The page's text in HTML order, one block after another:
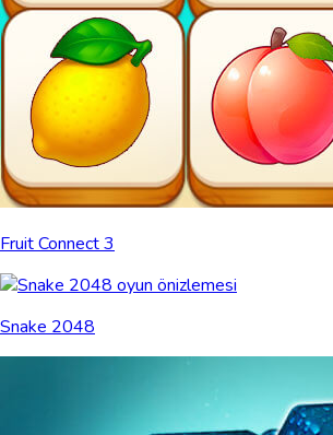
Fruit Connect 3
Snake 2048